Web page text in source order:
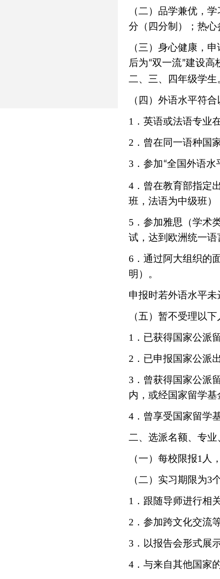
（二）品学兼优，
分（四分制）；热
（三）身心健康，
后为“双一流”建设高
二、三、四年级学生
（四）外语水平符
1．英语或法语专业
2．曾在同一语种国
3．参加 “全国外语水
4．曾在教育部指定
班，法语为中级班）
5．参加雅思（学术
试，达到欧洲统一语
6．通过阿大组织的
明）。
申报时若外语水平
（五）暂不受理以
1．已获得国家公派
2．已申报国家公派
3．曾获得国家公派
内，或经国家留学
4．曾享受国家留学
二、选派名额、专
（一）每校限报1人
（二）实习期限为3
1．跟随导师进行相
2．参加跨文化交流
3．以报告会形式展
4．与来自其他国家